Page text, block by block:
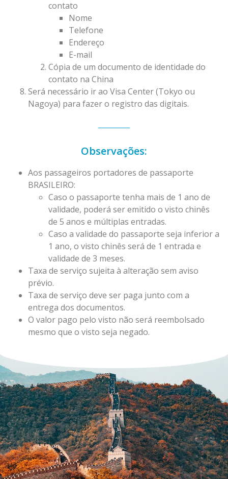
contato
Nome
Telefone
Endereço
E-mail
Cópia de um documento de identidade do
contato na China
Será necessário ir ao Visa Center (Tokyo ou
Nagoya) para fazer o registro das digitais.
Observações:
Aos passageiros portadores de passaporte
BRASILEIRO:
Caso o passaporte tenha mais de 1 ano de
validade, poderá ser emitido o visto chinês
de 5 anos e múltiplas entradas.
Caso a validade do passaporte seja inferior a
1 ano, o visto chinês será de 1 entrada e
validade de 3 meses.
Taxa de serviço sujeita à alteração sem aviso
prévio.
Taxa de serviço deve ser paga junto com a
entrega dos documentos.
O valor pago pelo visto não será reembolsado
mesmo que o visto seja negado.